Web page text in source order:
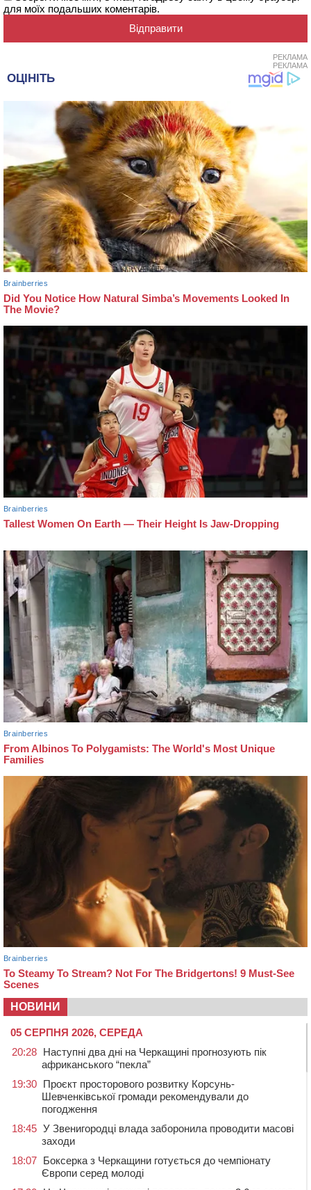
для моїх подальших коментарів.
РЕКЛАМА
РЕКЛАМА
НОВИНИ
05 СЕРПНЯ 2026, СЕРЕДА
20:28 Наступні два дні на Черкащині прогнозують пік
африканського “пекла”
19:30 Проєкт просторового розвитку Корсунь-
Шевченківської громади рекомендували до
погодження
18:45 У Звенигородці влада заборонила проводити масові
заходи
18:07 Боксерка з Черкащини готується до чемпіонату
Європи серед молоді